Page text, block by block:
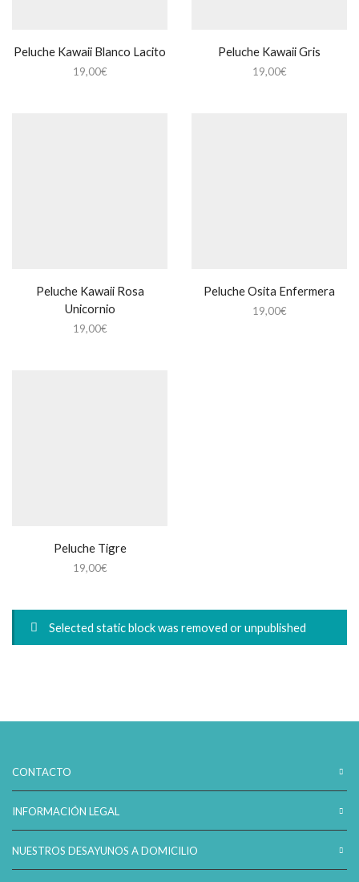
Peluche Kawaii Blanco Lacito
19,00€
Peluche Kawaii Gris
19,00€
Peluche Kawaii Rosa
Unicornio
19,00€
Peluche Osita Enfermera
19,00€
Peluche Tigre
19,00€
Selected static block was removed or unpublished
CONTACTO
INFORMACIÓN LEGAL
NUESTROS DESAYUNOS A DOMICILIO